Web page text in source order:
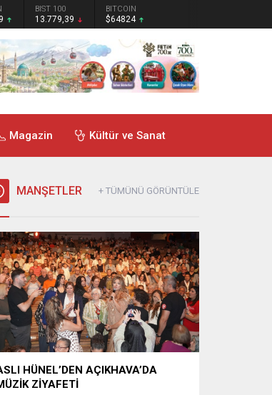
BIST 100
13.779,39
BITCOIN
$64824
Magazin Kültür ve Sanat
MANŞETLER + TÜMÜNÜ GÖRÜNTÜLE
HÜNEL’DEN AÇIKHAVA’DA
ZİYAFETİ